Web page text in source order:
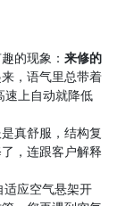
的现象： 来修的
，语气里总带着
速上自动就降低
真舒服，结构复
，连跟客户解释
适应空气悬架开